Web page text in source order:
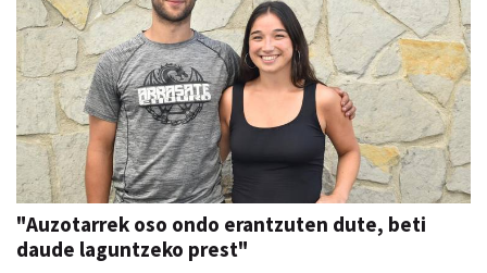
"Auzotarrek oso ondo erantzuten dute, beti
daude laguntzeko prest"